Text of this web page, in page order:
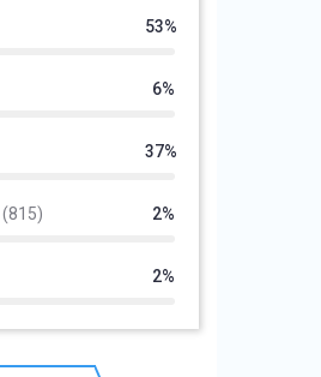
53%
6%
37%
(815) 2%
2%